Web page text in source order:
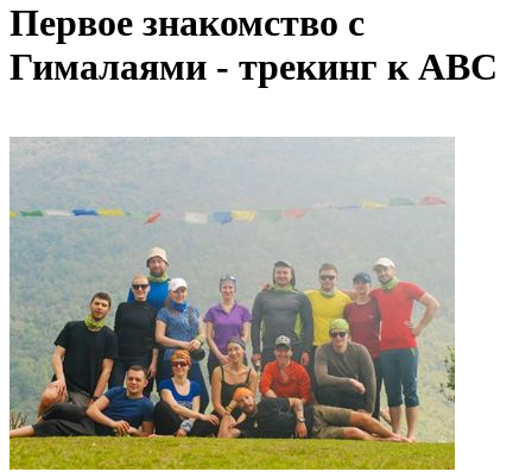
Первое знакомство с
Гималаями - трекинг к ABC